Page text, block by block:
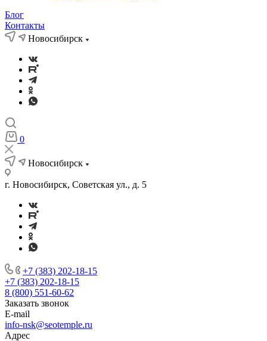
Блог
Контакты
Новосибирск
0
Новосибирск
г. Новосибирск, Советская ул., д. 5
+7 (383) 202-18-15
+7 (383) 202-18-15
8 (800) 551-60-62
Заказать звонок
E-mail
info-nsk@seotemple.ru
Адрес